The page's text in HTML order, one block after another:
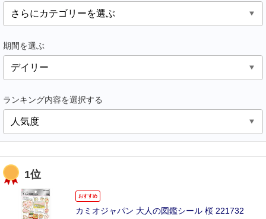
期間を選ぶ
ランキング内容を選択する
1位
おすすめ
カミオジャパン 大人の図鑑シール 桜 221732